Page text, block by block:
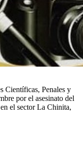
Científicas, Penales y
por el asesinato del
el sector La Chinita,